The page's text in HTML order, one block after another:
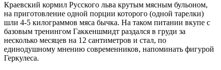
Краевский кормил Русского льва крутым мясным бульоном,
на приготовление одной порции которого (одной тарелки)
шли 4-5 килограммов мяса бычка. На таком питании вкупе с
базовым тренингом Гаккеншмидт раздался в груди за
несколько месяцев на 12 сантиметров и стал, по
единодушному мнению современников, напоминать фигурой
Геркулеса.